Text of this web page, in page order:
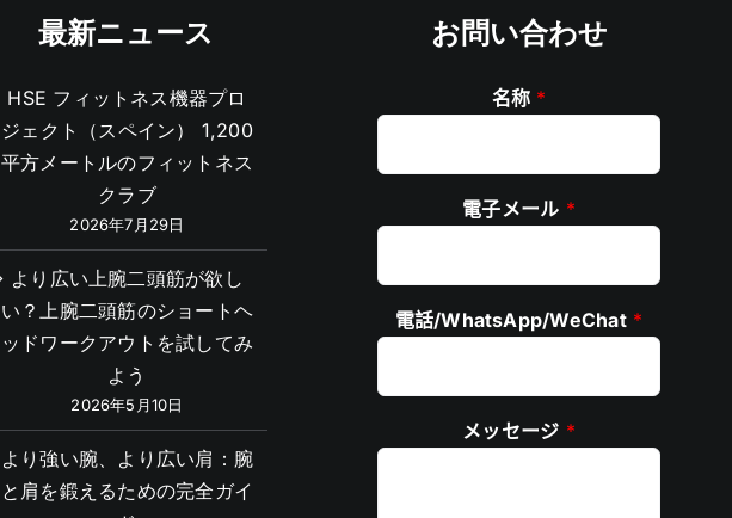
最新ニュース
HSE フィットネス機器プロ
ジェクト（スペイン） 1,200
平方メートルのフィットネス
クラブ
2026年7月29日
より広い上腕二頭筋が欲し
い？上腕二頭筋のショートヘ
ッドワークアウトを試してみ
よう
2026年5月10日
より強い腕、より広い肩：腕
と肩を鍛えるための完全ガイ
お問い合わせ
名称 *
電子メール *
電話/WhatsApp/WeChat *
メッセージ *